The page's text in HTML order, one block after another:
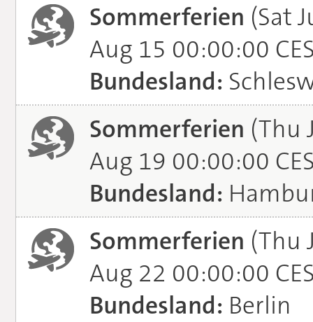
Sommerferien (Sat
Aug 15 00:00:00
Bundesland:
Sommerferien (Thu
Aug 19 00:00:00
Bundesland:
Sommerferien (Thu
Aug 22 00:00:00
Bundesland: Berlin